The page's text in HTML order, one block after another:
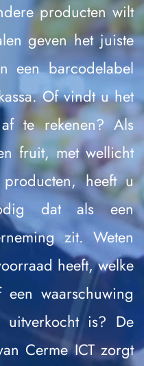
producten wilt
geven het juiste
een barcodelabel
Of vindt u het
te rekenen? Als
fruit, met wellicht
heeft u
dat als een
zit. Weten
heeft, welke
waarschuwing
is? De
Cerme ICT zorgt